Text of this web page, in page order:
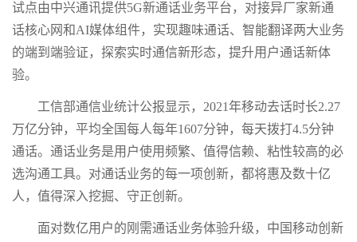
试点由中兴通讯提供5G新通话业务平台，对接异厂家新通
话核心网和AI媒体组件，实现趣味通话、智能翻译两大业务
的端到端验证，探索实时通信新形态，提升用户通话新体
验。
工信部通信业统计公报显示，2021年移动去话时长2.27
万亿分钟，平均全国每人每年1607分钟，每天拨打4.5分钟
通话。通话业务是用户使用频繁、值得信赖、粘性较高的必
选沟通工具。对通话业务的每一项创新，都将惠及数十亿
人，值得深入挖掘、守正创新。
面对数亿用户的刚需通话业务体验升级，中国移动创新